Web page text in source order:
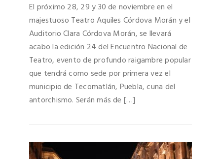
El próximo 28, 29 y 30 de noviembre en el
majestuoso Teatro Aquiles Córdova Morán y el
Auditorio Clara Córdova Morán, se llevará
acabo la edición 24 del Encuentro Nacional de
Teatro, evento de profundo raigambre popular
que tendrá como sede por primera vez el
municipio de Tecomatlán, Puebla, cuna del
antorchismo. Serán más de […]